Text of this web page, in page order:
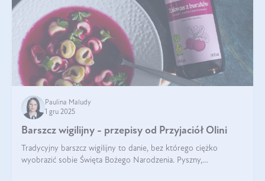
Paulina Maludy
1 gru 2025
Barszcz wigilijny - przepisy od Przyjaciół Olini
Tradycyjny barszcz wigilijny to danie, bez którego ciężko
wyobrazić sobie Święta Bożego Narodzenia. Pyszny,